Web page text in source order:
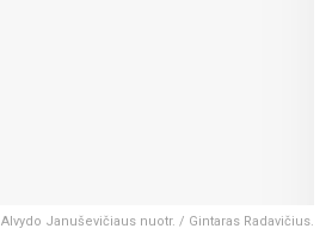
Alvydo Januševičiaus nuotr. / Gintaras Radavičius.